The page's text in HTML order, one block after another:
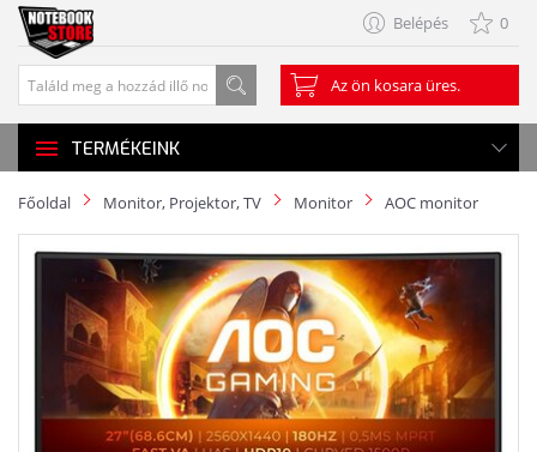
Belépés 0
Az ön kosara üres.
TERMÉKEINK
Főoldal Monitor, Projektor, TV Monitor AOC monitor